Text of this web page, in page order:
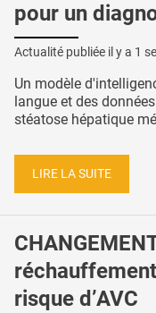
pour un
Actualité publiée il y a 1
Un modèle
langue et des
stéatose hépatique
LIRE LA SUITE
risque d’AVC